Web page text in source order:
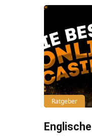
Ratgeber